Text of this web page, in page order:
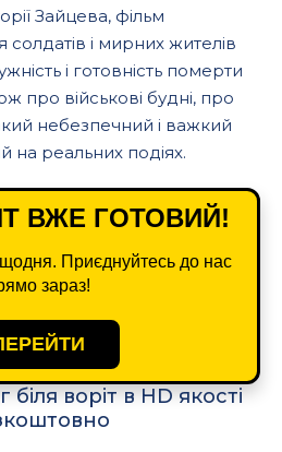
Зайцева, фільм
і мирних жителів
і готовність померти
про військові будні, про
небезпечний і важкий
на реальних подіях.
ВЖЕ ГОТОВИЙ!
Приєднуйтесь до нас
зараз!
воріт в HD якості